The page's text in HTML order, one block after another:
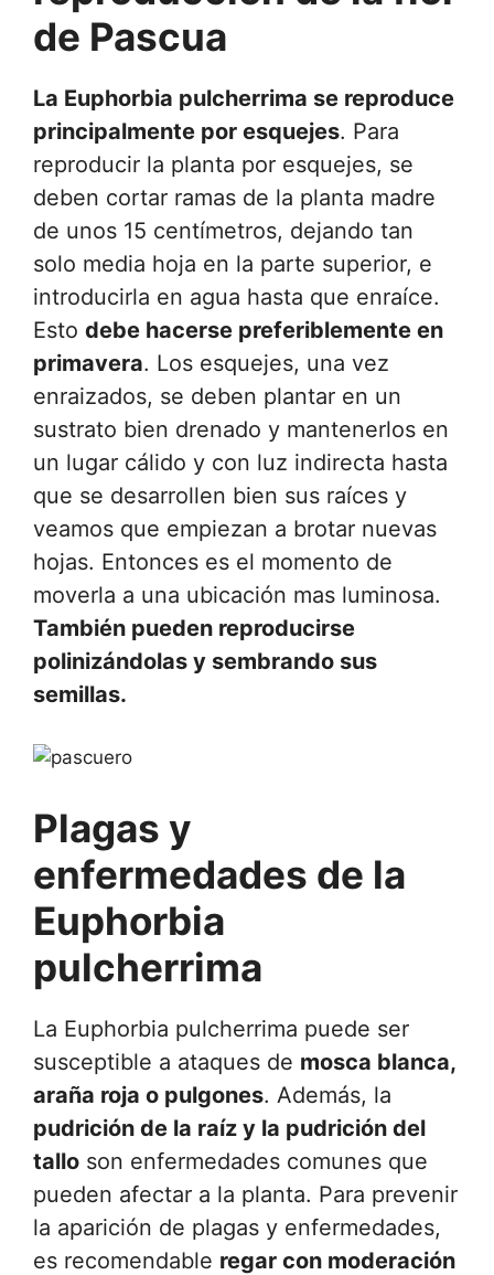
de Pascua
La Euphorbia pulcherrima se reproduce
principalmente por esquejes. Para
reproducir la planta por esquejes, se
deben cortar ramas de la planta madre
de unos 15 centímetros, dejando tan
solo media hoja en la parte superior, e
introducirla en agua hasta que enraíce.
Esto debe hacerse preferiblemente en
primavera. Los esquejes, una vez
enraizados, se deben plantar en un
sustrato bien drenado y mantenerlos en
un lugar cálido y con luz indirecta hasta
que se desarrollen bien sus raíces y
veamos que empiezan a brotar nuevas
hojas. Entonces es el momento de
moverla a una ubicación mas luminosa.
También pueden reproducirse
polinizándolas y sembrando sus
semillas.
Plagas y
enfermedades de la
Euphorbia
pulcherrima
La Euphorbia pulcherrima puede ser
susceptible a ataques de mosca blanca,
araña roja o pulgones. Además, la
pudrición de la raíz y la pudrición del
tallo son enfermedades comunes que
pueden afectar a la planta. Para prevenir
la aparición de plagas y enfermedades,
es recomendable regar con moderación